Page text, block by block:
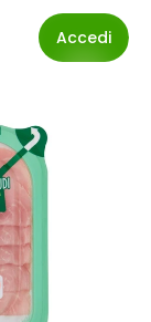
Accedi